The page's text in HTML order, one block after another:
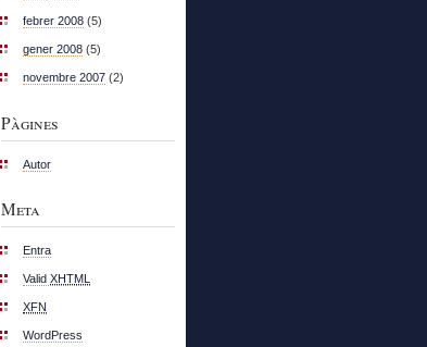
febrer 2008 (5)
gener 2008 (5)
novembre 2007 (2)
Pàgines
Autor
Meta
Entra
Valid XHTML
XFN
WordPress